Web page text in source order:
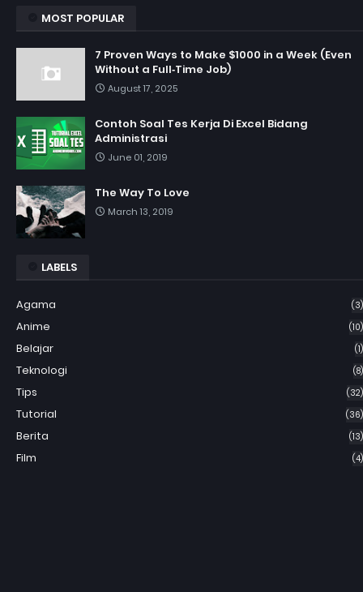
MOST POPULAR
7 Proven Ways to Make $1000 in a Week (Even
Without a Full‑Time Job)
August 17, 2025
Contoh Soal Tes Kerja Di Excel Bidang
Administrasi
June 01, 2019
The Way To Love
March 13, 2019
LABELS
Agama (3)
Anime (10)
Belajar (1)
Teknologi (8)
Tips (32)
Tutorial (36)
Berita (13)
Film (4)